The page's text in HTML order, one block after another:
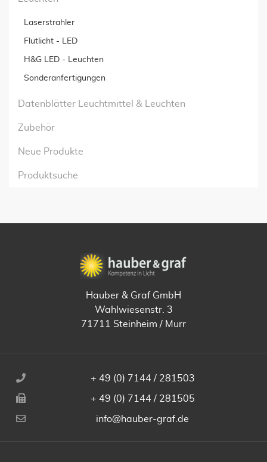
Laserstrahler
Flutlicht - LED
H&G LED - Leuchten
Sonderanfertigungen
Datenblätter Leuchtmittel & Leuchten
Zubehör
Neue Produkte
Produktsuche
Hauber & Graf GmbH
Wahlwiesenstr. 3
71711 Steinheim / Murr
+ 49 (0) 7144 / 281503
+ 49 (0) 7144 / 281505
info@hauber-graf.de